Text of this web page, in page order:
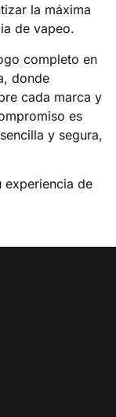
la máxima
de vapeo.​
completo en
, donde
cada marca y
es
y segura,
experiencia de